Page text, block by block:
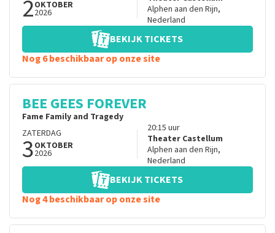
2OKTOBER
2026
Alphen aan den Rijn,
Nederland
BEKIJK TICKETS
Nog 6 beschikbaar op onze site
BEE GEES FOREVER
Fame Family and Tragedy
ZATERDAG
3OKTOBER
2026
20:15 uur
Theater Castellum
Alphen aan den Rijn,
Nederland
BEKIJK TICKETS
Nog 4 beschikbaar op onze site